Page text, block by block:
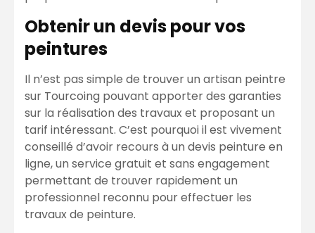
Obtenir un devis pour vos
peintures
Il n’est pas simple de trouver un artisan peintre
sur Tourcoing pouvant apporter des garanties
sur la réalisation des travaux et proposant un
tarif intéressant. C’est pourquoi il est vivement
conseillé d’avoir recours à un devis peinture en
ligne, un service gratuit et sans engagement
permettant de trouver rapidement un
professionnel reconnu pour effectuer les
travaux de peinture.